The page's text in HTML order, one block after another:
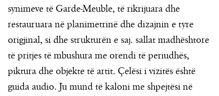
synimeve të Garde-Meuble, të rikrijuara dhe
restauruara në planimetrinë dhe dizajnin e tyre
origjinal, si dhe strukturën e saj. sallat madhështore
të pritjes të mbushura me orendi të periudhës,
piktura dhe objekte të artit. Çelësi i vizitës është
guida audio. Ju mund të kaloni me shpejtësi në